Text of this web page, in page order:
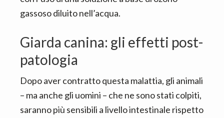
gassoso diluito nell’acqua.
Giarda canina: gli effetti post-
patologia
Dopo aver contratto questa malattia, gli animali
– ma anche gli uomini – che ne sono stati colpiti,
saranno più sensibili a livello intestinale rispetto